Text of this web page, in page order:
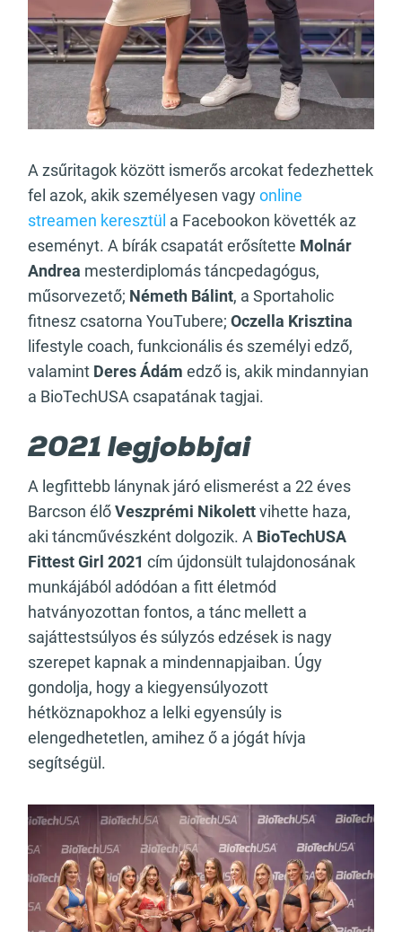
A zsűritagok között ismerős arcokat fedezhettek
fel azok, akik személyesen vagyonline
streamen keresztül a Facebookon követték az
eseményt. A bírák csapatát erősítette Molnár
Andrea mesterdiplomás táncpedagógus,
műsorvezető; Németh Bálint, a Sportaholic
fitnesz csatorna YouTubere; Oczella Krisztina
lifestyle coach, funkcionális és személyi edző,
valamint Deres Ádám edző is, akik mindannyian
a BioTechUSA csapatának tagjai.
2021 legjobbjai
A legfittebb lánynak járó elismerést a 22 éves
Barcson élőVeszprémi Nikolettvihette haza,
aki táncművészként dolgozik. A BioTechUSA
Fittest Girl 2021 cím újdonsült tulajdonosának
munkájából adódóan a fitt életmód
hatványozottan fontos, a tánc mellett a
sajáttestsúlyos és súlyzós edzések is nagy
szerepet kapnak a mindennapjaiban. Úgy
gondolja, hogy a kiegyensúlyozott
hétköznapokhoz a lelki egyensúly is
elengedhetetlen, amihez ő a jógát hívja
segítségül.